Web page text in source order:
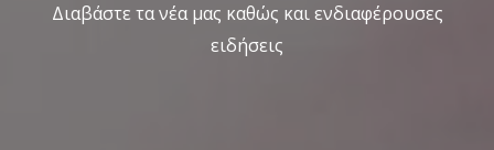
Διαβάστε τα νέα μας καθώς και ενδιαφέρουσες
ειδήσεις